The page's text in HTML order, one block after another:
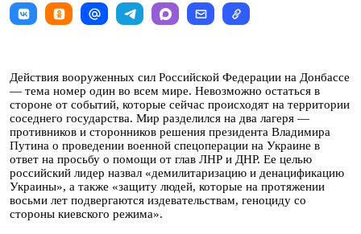
Действия вооруженных сил Российской Федерации на Донбассе
— тема номер один во всем мире. Невозможно остаться в
стороне от событий, которые сейчас происходят на территории
соседнего государства. Мир разделился на два лагеря —
противников и сторонников решения президента Владимира
Путина о проведении военной спецоперации на Украине в
ответ на просьбу о помощи от глав ЛНР и ДНР. Ее целью
российский лидер назвал «демилитаризацию и денацификацию
Украины», а также «защиту людей, которые на протяжении
восьми лет подвергаются издевательствам, геноциду со
стороны киевского режима».